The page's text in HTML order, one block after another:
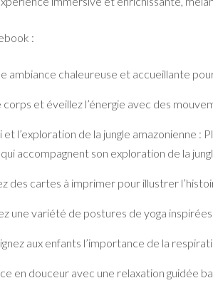
:
ambiance chaleureuse et accueillante
corps et éveillez l’énergie avec des
et l’exploration de la jungle amazonienne
accompagnent son exploration de la
des cartes à imprimer pour illustrer
une variété de postures de yoga inspirées
aux enfants l’importance de la
en douceur avec une relaxation guidée